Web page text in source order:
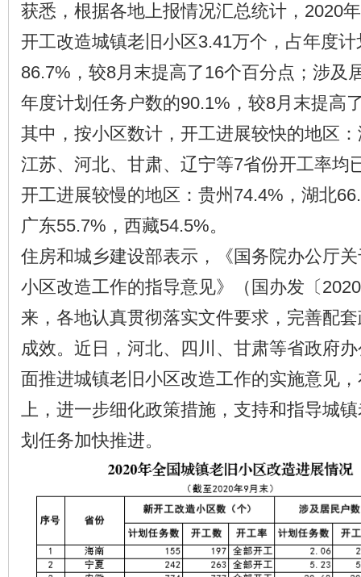
获悉，根据各地上报情况汇总统计，2020
开工改造城镇老旧小区3.41万个，占年度
86.7%，较8月末提高了16个百分点；涉及
年度计划任务户数的90.1%，较8月末提高
其中，按小区数计，开工进展较快的地区
江苏、河北、甘肃、辽宁等7省份开工率均
开工进展较慢的地区：贵州74.4%，湖北
广东55.7%，西藏54.5%。
住房和城乡建设部表示，《国务院办公厅
小区改造工作的指导意见》（国办发〔
来，各地认真贯彻落实文件要求，完善配
成效。近日，河北、四川、甘肃等省政府
面推进城镇老旧小区改造工作的实施意见
上，进一步细化政策措施，支持和指导城
划任务加快推进。